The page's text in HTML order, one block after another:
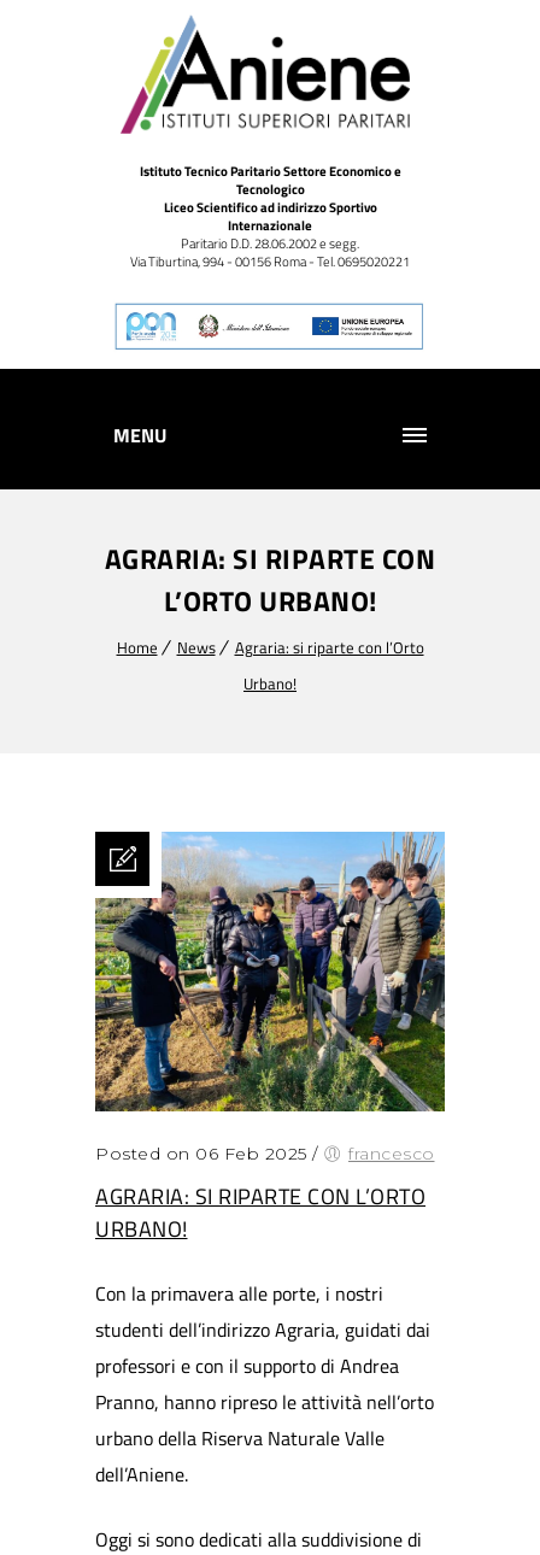
Istituto Tecnico Paritario Settore Economico e
Tecnologico
Liceo Scientifico ad indirizzo Sportivo
Internazionale
Paritario D.D. 28.06.2002 e segg.
Via Tiburtina, 994 - 00156 Roma - Tel. 0695020221
MENU
AGRARIA: SI RIPARTE CON
L’ORTO URBANO!
Home News
Agraria: si riparte con l’Orto
Urbano!
Posted on 06 Feb 2025 / francesco
AGRARIA: SI RIPARTE CON L’ORTO
URBANO!
Con la primavera alle porte, i nostri
studenti dell’indirizzo Agraria, guidati dai
professori e con il supporto di Andrea
Pranno, hanno ripreso le attività nell’orto
urbano della Riserva Naturale Valle
dell’Aniene.
Oggi si sono dedicati alla suddivisione di